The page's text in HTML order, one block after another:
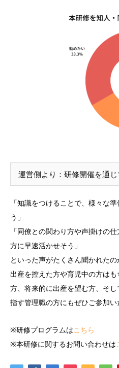
運営側より：研修開催を通じ
「知識をつけることで、様々な
う」
「同僚との関わり方や声掛けの
方に早速活かせそう」
といった声がたくさん聞かれたの
出産を控えた方や育児中の方は
方、将来的に出産を望む方、そ
指す管理職の方にもぜひご参加い
※研修プログラムはこちら
※本研修に関するお問い合わせは